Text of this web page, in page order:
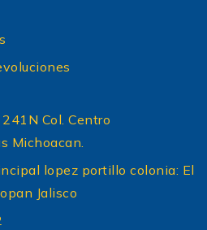
Col. Centro
Michoacan.
lopez portillo colonia: El
Jalisco